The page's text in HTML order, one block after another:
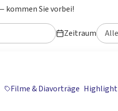
kommen Sie vorbei!
Zeitraum
Filme & Diavorträge Highlight